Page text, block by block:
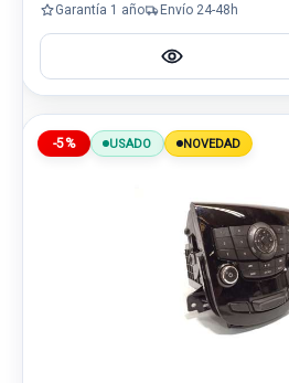
Garantía 1 año Envío 24-48h
-5% USADO NOVEDAD